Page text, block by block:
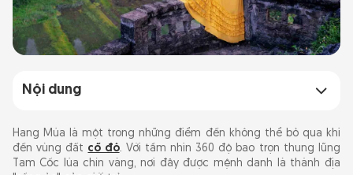
Nội dung
1. Thông tin nhanh
Hang Múa ở đâu? Tại sao lại gọi là Hang Múa?
Hang Múa là một trong những điểm đến không thể bỏ qua khi
đến vùng đất cố đô. Với tầm nhìn 360 độ bao trọn thung lũng
Tam Cốc lúa chín vàng, nơi đây được mệnh danh là thánh địa